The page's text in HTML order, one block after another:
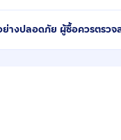
างปลอดภัย ผู้ซื้อควรตรวจ